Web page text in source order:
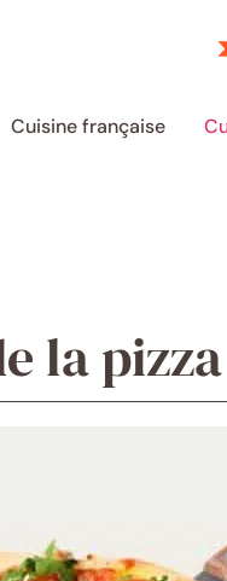
Cuisine française
la